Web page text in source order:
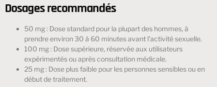
Dosages recommandés
50 mg : Dose standard pour la plupart des hommes, à
prendre environ 30 à 60 minutes avant l’activité sexuelle.
100 mg : Dose supérieure, réservée aux utilisateurs
expérimentés ou après consultation médicale.
25 mg : Dose plus faible pour les personnes sensibles ou en
début de traitement.